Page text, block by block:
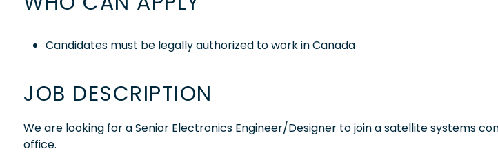
Candidates must be legally authorized to work in Canada
JOB DESCRIPTION
We are looking for a Senior Electronics Engineer/Designer to join a satellite systems
office.